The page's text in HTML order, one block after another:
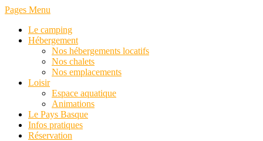
Pages Menu
Le camping
Hébergement
Nos hébergements locatifs
Nos chalets
Nos emplacements
Loisir
Espace aquatique
Animations
Le Pays Basque
Infos pratiques
Réservation